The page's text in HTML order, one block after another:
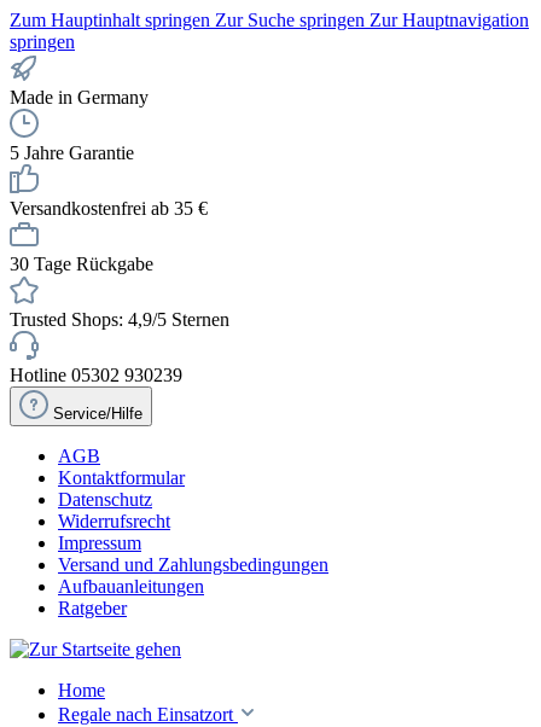
Zum Hauptinhalt springen Zur Suche springen Zur Hauptnavigation
springen
Made in Germany
5 Jahre Garantie
Versandkostenfrei ab 35 €
30 Tage Rückgabe
Trusted Shops: 4,9/5 Sternen
Hotline 05302 930239
Service/Hilfe
AGB
Kontaktformular
Datenschutz
Widerrufsrecht
Impressum
Versand und Zahlungsbedingungen
Aufbauanleitungen
Ratgeber
Home
Regale nach Einsatzort